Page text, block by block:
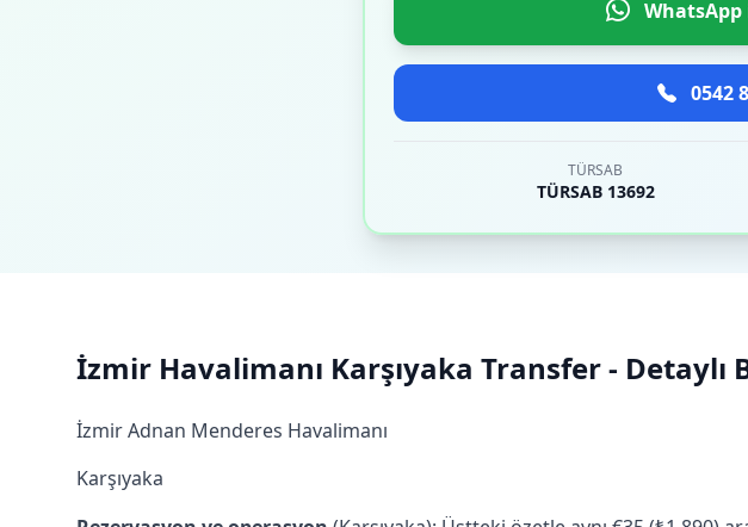
WhatsApp
0542
TÜRSAB
TÜRSAB 13692
İzmir Havalimanı Karşıyaka Transfer - Detaylı
İzmir Adnan Menderes Havalimanı
Karşıyaka